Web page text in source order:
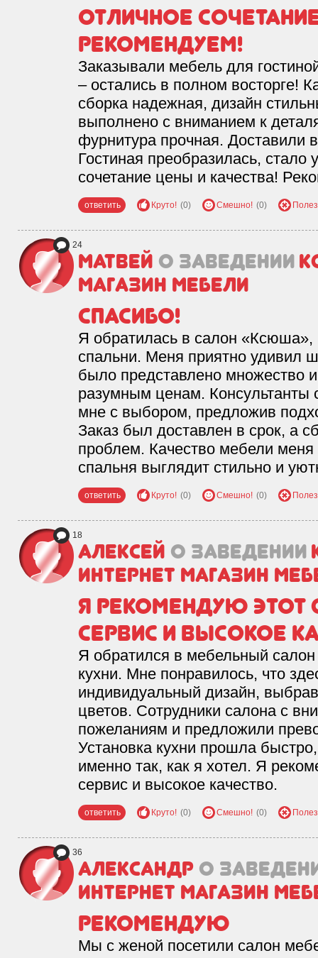
Отличное
Рекомендуем!
Заказывали мебель для
– остались в полном восторге!
сборка надежная, дизайн
выполнено с вниманием к
фурнитура прочная. Доставили
Гостиная преобразилась,
сочетание цены и качества!
ответить Круто! (0) Смешно! (0)
24
Матвей о заведении
магазин мебели
СПАСИБО!
Я обратилась в салон
спальни. Меня приятно удивил
было представлено множество
разумным ценам. Консультанты
мне с выбором, предложив
Заказ был доставлен в срок, а
проблем. Качество мебели
спальня выглядит стильно и
ответить Круто! (0) Смешно! (0)
18
Алексей о заведении
Интернет магазин
Я рекомендую этот
сервис и высокое
Я обратился в мебельный
кухни. Мне понравилось, что
индивидуальный дизайн,
цветов. Сотрудники салона с
пожеланиям и предложили
Установка кухни прошла
именно так, как я хотел. Я
сервис и высокое качество.
ответить Круто! (0) Смешно! (0)
36
Александр о
Интернет магазин
Рекомендую
Мы с женой посетили салон